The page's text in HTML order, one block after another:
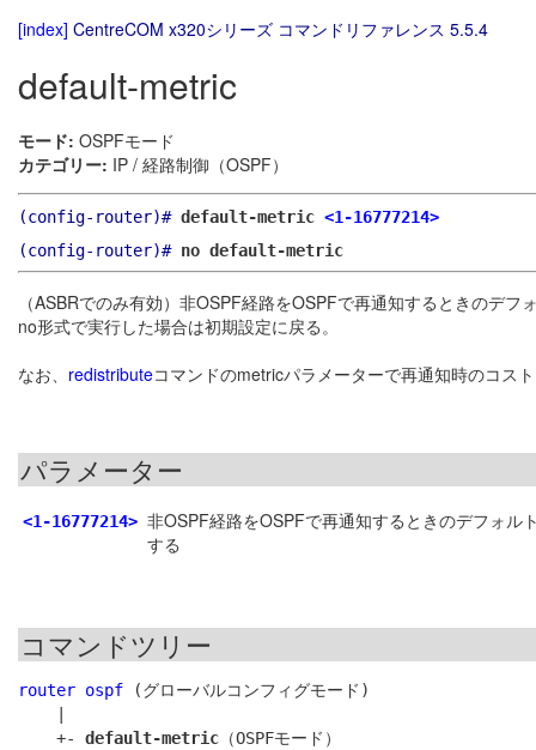
[index] CentreCOM x320シリーズ コマンドリファレンス 5.5.4
default-metric
モード: OSPFモード
カテゴリー: IP / 経路制御（OSPF）
(config-router)# default-metric <1-16777214>
(config-router)# no default-metric
（ASBRでのみ有効）非OSPF経路をOSPFで再通知するときのデ
no形式で実行した場合は初期設定に戻る。
なお、 redistributeコマンドのmetricパラメーターで再通知時のコス
パラメーター
<1-16777214> 非OSPF経路をOSPFで再通知するときのデフォ
する
コマンドツリー
router ospf (グローバルコンフィグモード)
    +-
default-metric